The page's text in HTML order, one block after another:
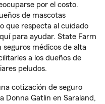
por el costo.
de mascotas
que respecta al cuidado
para ayudar. State Farm
médicos de alta
a los dueños de
peludos.
cotización de seguro
Donna Gatlin en Saraland,